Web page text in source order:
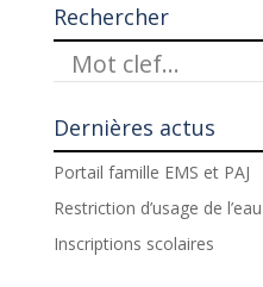
Rechercher
Dernières actus
Portail famille EMS et PAJ
Restriction d’usage de l’eau
Inscriptions scolaires